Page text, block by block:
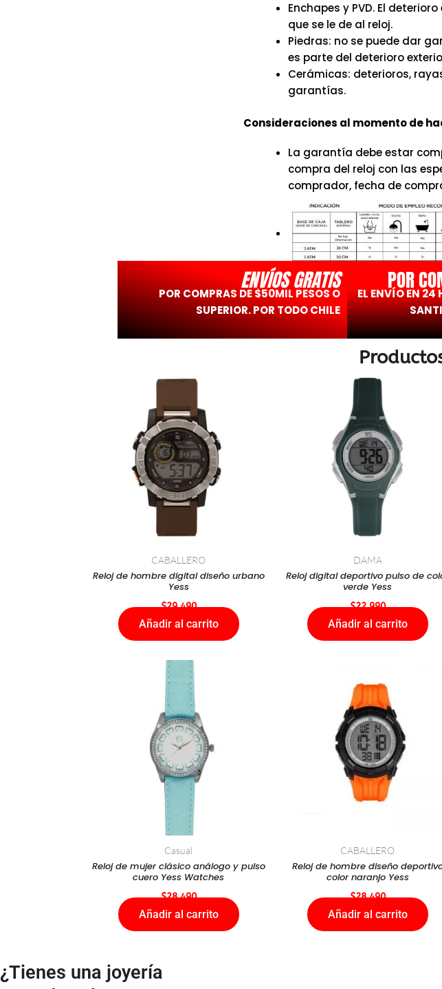
Enchapes y PVD. El
que se le de al reloj.
Piedras: no se puede dar
es parte del deterioro
Cerámicas: deterioros,
garantías.
Consideraciones al momento de
La garantía debe estar
compra del reloj con las
comprador, fecha de
ENVÍOS GRATIS
POR COMPRAS DE $50MIL PESOS O
SUPERIOR. POR TODO CHILE
POR
EL ENVÍO EN 24
CABALLERO
Reloj de hombre digital diseño urbano
Yess
$29.490
Añadir al carrito
DAMA
Reloj digital deportivo pulso de
verde Yess
$22.990
Añadir al carrito
Casual
Reloj de mujer clásico análogo y pulso
cuero Yess Watches
$28.490
Añadir al carrito
CABALLERO
Reloj de hombre diseño
color naranjo Yess
$28.490
Añadir al carrito
¿Tienes una joyería